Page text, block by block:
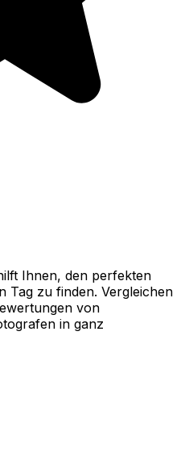
Ihnen, den perfekten
Tag zu finden. Vergleichen
von
in ganz